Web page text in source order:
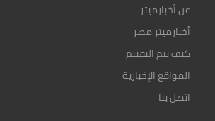
عن أخبارميتر
أخبارميتر مصر
كيف يتم التقييم
المواقع الإخبارية
اتصل بنا